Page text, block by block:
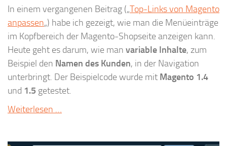
In einem vergangenen Beitrag („Top-Links von Magento
anpassen„) habe ich gezeigt, wie man die Menüeinträge
im Kopfbereich der Magento-Shopseite anzeigen kann.
Heute geht es darum, wie man variable Inhalte, zum
Beispiel den Namen des Kunden, in der Navigation
unterbringt. Der Beispielcode wurde mit Magento 1.4
und 1.5 getestet.
Weiterlesen …